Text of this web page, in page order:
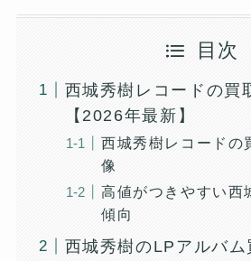
目次
西城秀樹レコードの買
【2026年最新】
西城秀樹レコードの
像
高値がつきやすい西
傾向
西城秀樹のLPアルバ